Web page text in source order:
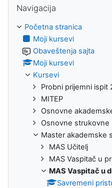
Navigacija
Početna stranica
Moji kursevi
Obaveštenja sajta
Moji kursevi
Kursevi
Probni prijemni ispit
MITEP
Osnovne
Osnovne strukovne
Master akademske
MAS Učitelj
MAS Vaspitač u
MAS Vaspitač u
Savremeni